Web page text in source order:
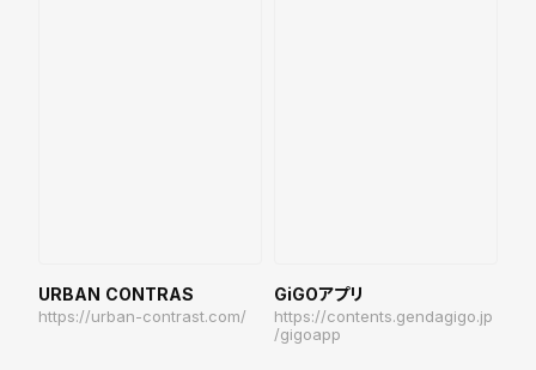
URBAN CONTRAS
https://urban-contrast.com/
GiGOアプリ
https://contents.gendagigo.jp
/gigoapp